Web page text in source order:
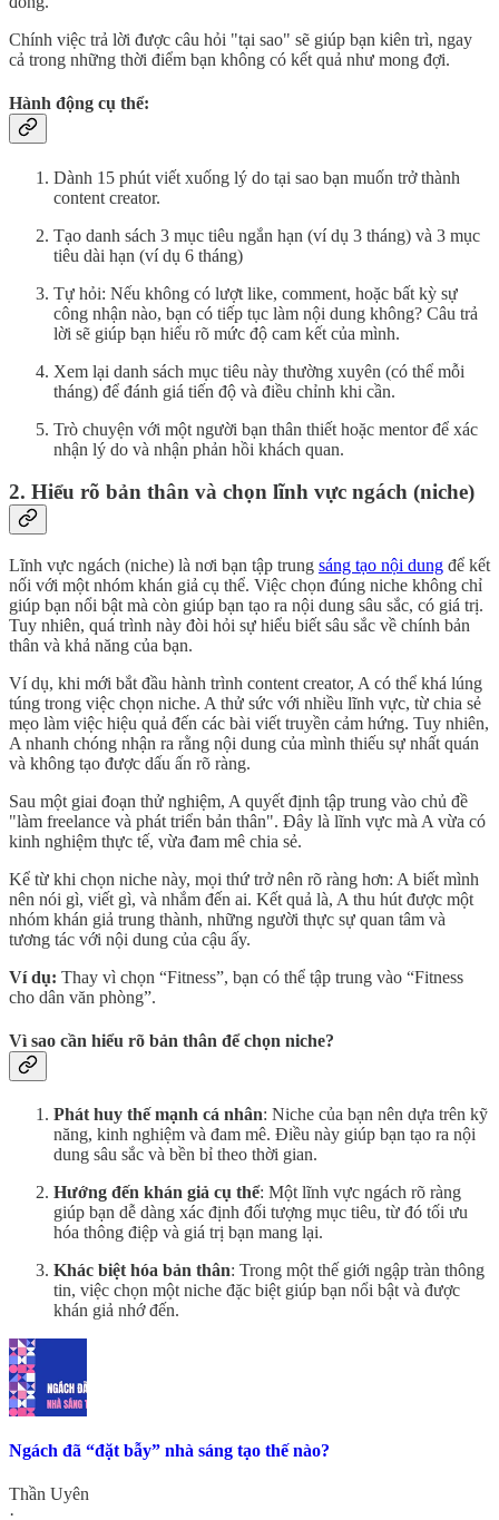
Chính việc trả lời được câu hỏi "tại sao" sẽ giúp bạn kiên trì, ngay
cả trong những thời điểm bạn không có kết quả như mong đợi.
Hành động cụ thể:
Dành 15 phút viết xuống lý do tại sao bạn muốn trở thành
content creator.
Tạo danh sách 3 mục tiêu ngắn hạn (ví dụ 3 tháng) và 3 mục
tiêu dài hạn (ví dụ 6 tháng)
Tự hỏi: Nếu không có lượt like, comment, hoặc bất kỳ sự
công nhận nào, bạn có tiếp tục làm nội dung không? Câu trả
lời sẽ giúp bạn hiểu rõ mức độ cam kết của mình.
Xem lại danh sách mục tiêu này thường xuyên (có thể mỗi
tháng) để đánh giá tiến độ và điều chỉnh khi cần.
Trò chuyện với một người bạn thân thiết hoặc mentor để xác
nhận lý do và nhận phản hồi khách quan.
2. Hiểu rõ bản thân và chọn lĩnh vực ngách (niche)
Lĩnh vực ngách (niche) là nơi bạn tập trung sáng tạo nội dung để kết
nối với một nhóm khán giả cụ thể. Việc chọn đúng niche không chỉ
giúp bạn nổi bật mà còn giúp bạn tạo ra nội dung sâu sắc, có giá trị.
Tuy nhiên, quá trình này đòi hỏi sự hiểu biết sâu sắc về chính bản
thân và khả năng của bạn.
Ví dụ, khi mới bắt đầu hành trình content creator, A có thể khá lúng
túng trong việc chọn niche. A thử sức với nhiều lĩnh vực, từ chia sẻ
mẹo làm việc hiệu quả đến các bài viết truyền cảm hứng. Tuy nhiên,
A nhanh chóng nhận ra rằng nội dung của mình thiếu sự nhất quán
và không tạo được dấu ấn rõ ràng.
Sau một giai đoạn thử nghiệm, A quyết định tập trung vào chủ đề
"làm freelance và phát triển bản thân". Đây là lĩnh vực mà A vừa có
kinh nghiệm thực tế, vừa đam mê chia sẻ.
Kể từ khi chọn niche này, mọi thứ trở nên rõ ràng hơn: A biết mình
nên nói gì, viết gì, và nhắm đến ai. Kết quả là, A thu hút được một
nhóm khán giả trung thành, những người thực sự quan tâm và
tương tác với nội dung của cậu ấy.
Ví dụ: Thay vì chọn “Fitness”, bạn có thể tập trung vào “Fitness
cho dân văn phòng”.
Vì sao cần hiểu rõ bản thân để chọn niche?
Phát huy thế mạnh cá nhân: Niche của bạn nên dựa trên kỹ
năng, kinh nghiệm và đam mê. Điều này giúp bạn tạo ra nội
dung sâu sắc và bền bỉ theo thời gian.
Hướng đến khán giả cụ thể: Một lĩnh vực ngách rõ ràng
giúp bạn dễ dàng xác định đối tượng mục tiêu, từ đó tối ưu
hóa thông điệp và giá trị bạn mang lại.
Khác biệt hóa bản thân: Trong một thế giới ngập tràn thông
tin, việc chọn một niche đặc biệt giúp bạn nổi bật và được
khán giả nhớ đến.
Ngách đã “đặt bẫy” nhà sáng tạo thế nào?
Thần Uyên
·